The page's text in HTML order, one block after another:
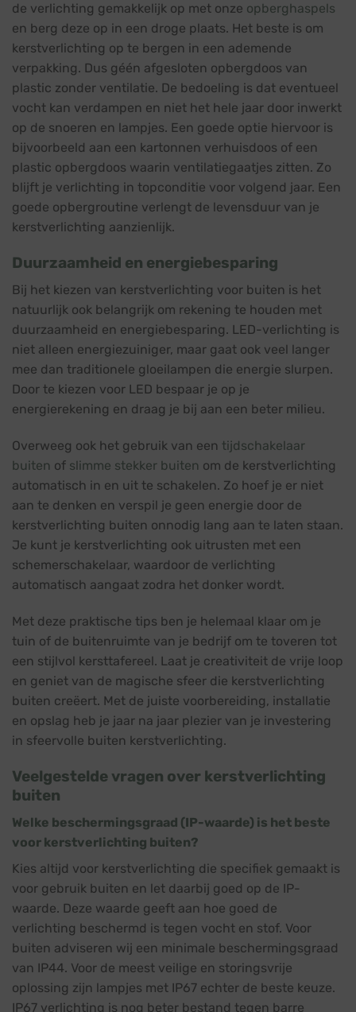
de verlichting gemakkelijk op met onze opberghaspels
en berg deze op in een droge plaats. Het beste is om
kerstverlichting op te bergen in een ademende
verpakking. Dus géén afgesloten opbergdoos van
plastic zonder ventilatie. De bedoeling is dat eventueel
vocht kan verdampen en niet het hele jaar door inwerkt
op de snoeren en lampjes. Een goede optie hiervoor is
bijvoorbeeld aan een kartonnen verhuisdoos of een
plastic opbergdoos waarin ventilatiegaatjes zitten. Zo
blijft je verlichting in topconditie voor volgend jaar. Een
goede opbergroutine verlengt de levensduur van je
kerstverlichting aanzienlijk.
Duurzaamheid en energiebesparing
Bij het kiezen van kerstverlichting voor buiten is het
natuurlijk ook belangrijk om rekening te houden met
duurzaamheid en energiebesparing. LED-verlichting is
niet alleen energiezuiniger, maar gaat ook veel langer
mee dan traditionele gloeilampen die energie slurpen.
Door te kiezen voor LED bespaar je op je
energierekening en draag je bij aan een beter milieu.
Overweeg ook het gebruik van een tijdschakelaar
buiten of slimme stekker buiten om de kerstverlichting
automatisch in en uit te schakelen. Zo hoef je er niet
aan te denken en verspil je geen energie door de
kerstverlichting buiten onnodig lang aan te laten staan.
Je kunt je kerstverlichting ook uitrusten met een
schemerschakelaar, waardoor de verlichting
automatisch aangaat zodra het donker wordt.
Met deze praktische tips ben je helemaal klaar om je
tuin of de buitenruimte van je bedrijf om te toveren tot
een stijlvol kersttafereel. Laat je creativiteit de vrije loop
en geniet van de magische sfeer die kerstverlichting
buiten creëert. Met de juiste voorbereiding, installatie
en opslag heb je jaar na jaar plezier van je investering
in sfeervolle buiten kerstverlichting.
Veelgestelde vragen over kerstverlichting
buiten
Welke beschermingsgraad (IP-waarde) is het beste
voor kerstverlichting buiten?
Kies altijd voor kerstverlichting die specifiek gemaakt is
voor gebruik buiten en let daarbij goed op de IP-
waarde. Deze waarde geeft aan hoe goed de
verlichting beschermd is tegen vocht en stof. Voor
buiten adviseren wij een minimale beschermingsgraad
van IP44. Voor de meest veilige en storingsvrije
oplossing zijn lampjes met IP67 echter de beste keuze.
IP67 verlichting is nog beter bestand tegen barre